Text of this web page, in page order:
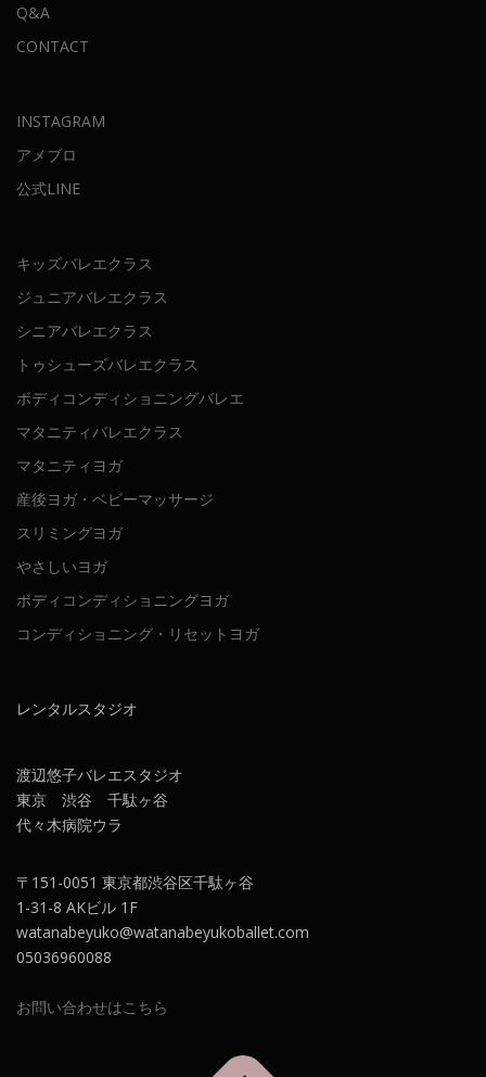
Q&A
CONTACT
INSTAGRAM
アメブロ
公式LINE
キッズバレエクラス
ジュニアバレエクラス
シニアバレエクラス
トゥシューズバレエクラス
ボディコンディショニングバレエ
マタニティバレエクラス
マタニティヨガ
産後ヨガ・ベビーマッサージ
スリミングヨガ
やさしいヨガ
ボディコンディショニングヨガ
コンディショニング・リセットヨガ
レンタルスタジオ
渡辺悠子バレエスタジオ
東京 渋谷 千駄ヶ谷
代々木病院ウラ
〒151-0051 東京都渋谷区千駄ヶ谷
1-31-8 AKビル 1F
watanabeyuko@watanabeyukoballet.com
05036960088
お問い合わせはこちら